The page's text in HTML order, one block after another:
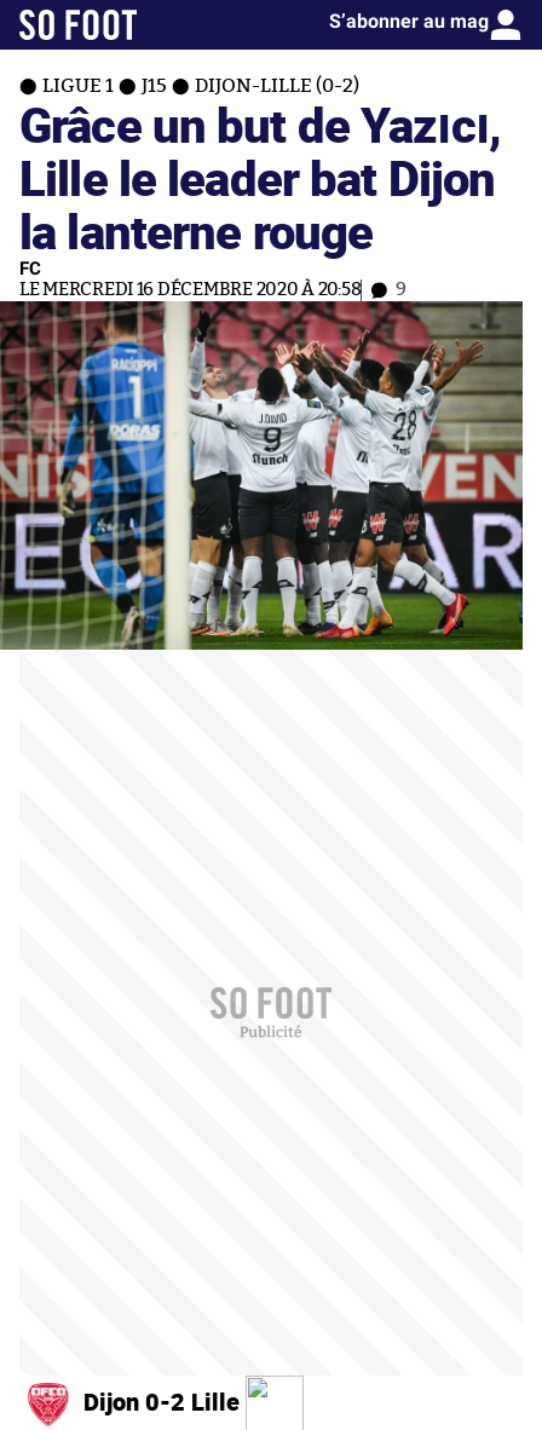
S’abonner au mag
LIGUE 1 J15 DIJON-LILLE (0-2)
Grâce un but de Yazıcı,
Lille le leader bat Dijon
la lanterne rouge
FC
LE MERCREDI 16 DÉCEMBRE 2020 À 20:58 9
Dijon 0-2 Lille